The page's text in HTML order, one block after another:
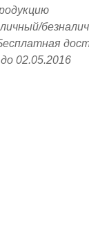
до 02.05.2016